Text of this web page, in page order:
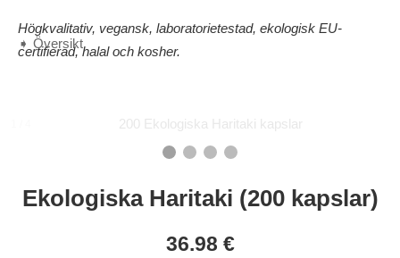
Högkvalitativ, vegansk, laboratorietestad, ekologisk EU-
certifierad, halal och kosher.
➧ Översikt
200 Ekologiska Haritaki kapslar
Ekologiska Haritaki (200 kapslar)
36.98 €